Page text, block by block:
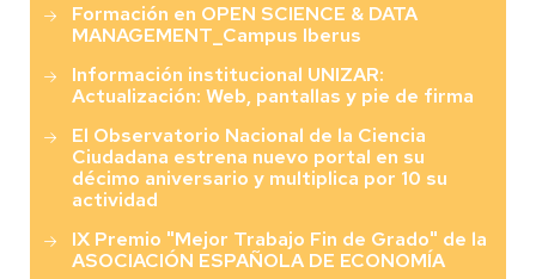
Formación en OPEN SCIENCE & DATA
MANAGEMENT_Campus Iberus
Información institucional UNIZAR:
Actualización: Web, pantallas y pie de firma
El Observatorio Nacional de la Ciencia
Ciudadana estrena nuevo portal en su
décimo aniversario y multiplica por 10 su
actividad
IX Premio "Mejor Trabajo Fin de Grado" de la
ASOCIACIÓN ESPAÑOLA DE ECONOMÍA